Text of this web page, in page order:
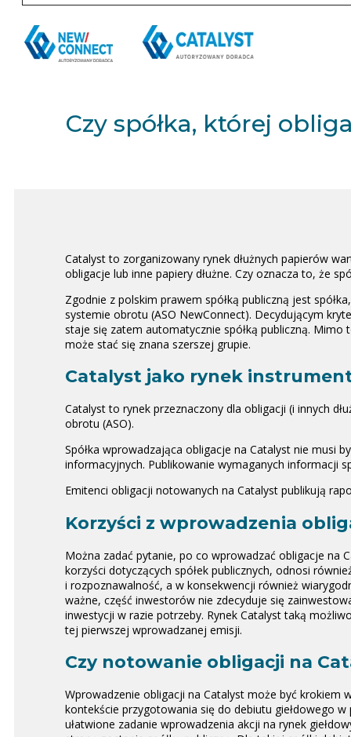
Czy spółka, której
Catalyst to zorganizowany rynek dłużnych papierów
obligacje lub inne papiery dłużne. Czy oznacza to, że
Zgodnie z polskim prawem spółką publiczną jest
systemie obrotu (ASO NewConnect). Decydującym
staje się zatem automatycznie spółką publiczną.
może stać się znana szerszej grupie.
Catalyst jako rynek
Catalyst to rynek przeznaczony dla obligacji (i innych
obrotu (ASO).
Spółka wprowadzająca obligacje na Catalyst nie musi
informacyjnych. Publikowanie wymaganych informacji
Emitenci obligacji notowanych na Catalyst publikują
Korzyści z wprowadzenia
Można zadać pytanie, po co wprowadzać obligacje na
korzyści dotyczących spółek publicznych, odnosi
i rozpoznawalność, a w konsekwencji również
ważne, część inwestorów nie zdecyduje się
inwestycji w razie potrzeby. Rynek Catalyst taką
tej pierwszej wprowadzanej emisji.
Czy notowanie obligacji na
Wprowadzenie obligacji na Catalyst może być krokiem
kontekście przygotowania się do debiutu giełdowego
ułatwione zadanie wprowadzenia akcji na rynek